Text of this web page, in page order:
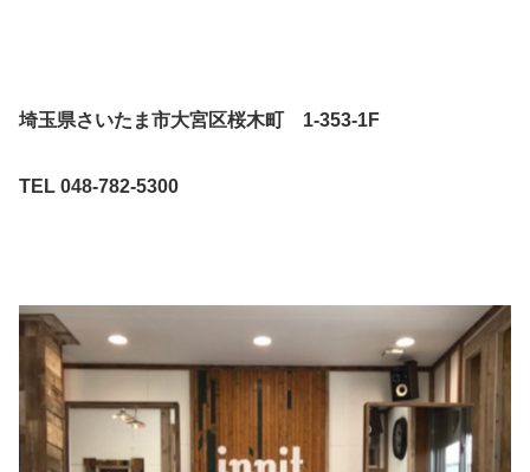
埼玉県さいたま市大宮区桜木町 1-353-1F
TEL 048-782-5300